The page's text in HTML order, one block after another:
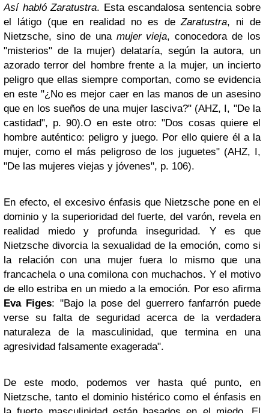
Así habló Zaratustra. Esta escandalosa sentencia sobre
el látigo (que en realidad no es deZaratustra, ni de
Nietzsche, sino de una mujer vieja, conocedora de los
"misterios" de la mujer) delataría, según la autora, un
azorado terror del hombre frente a la mujer, un incierto
peligro que ellas siempre comportan, como se evidencia
en este "¿No es mejor caer en las manos de un asesino
que en los sueños de una mujer lasciva?" (AHZ, I, "De la
castidad", p. 90).O en este otro: "Dos cosas quiere el
hombre auténtico: peligro y juego. Por ello quiere él a la
mujer, como el más peligroso de los juguetes" (AHZ, I,
"De las mujeres viejas y jóvenes", p. 106).
En efecto, el excesivo énfasis que Nietzsche pone en el
dominio y la superioridad del fuerte, del varón, revela en
realidad miedo y profunda inseguridad. Y es que
Nietzsche divorcia la sexualidad de la emoción, como si
la relación con una mujer fuera lo mismo que una
francachela o una comilona con muchachos. Y el motivo
de ello estriba en un miedo a la emoción. Por eso afirma
Eva Figes: "Bajo la pose del guerrero fanfarrón puede
verse su falta de seguridad acerca de la verdadera
naturaleza de la masculinidad, que termina en una
agresividad falsamente exagerada".
De este modo, podemos ver hasta qué punto, en
Nietzsche, tanto el dominio histérico como el énfasis en